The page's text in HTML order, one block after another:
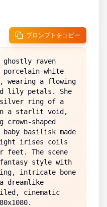
プロンプトをコピー
raven
porcelain-white
wearing a flowing
lily petals. She
silver ring of a
a starlit void,
shaped
basilisk made
irises coils
feet. The scene
style with
intricate bone
dreamlike
cinematic